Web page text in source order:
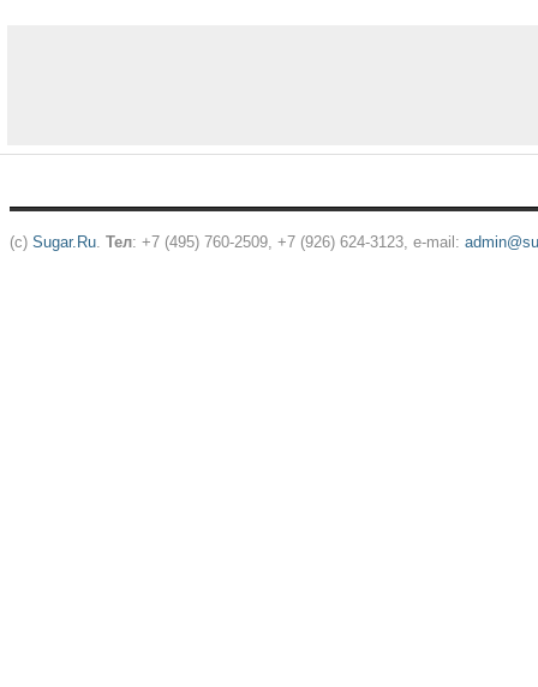
(c) Sugar.Ru. Тел: +7 (495) 760-2509, +7 (926) 624-3123, e-mail: